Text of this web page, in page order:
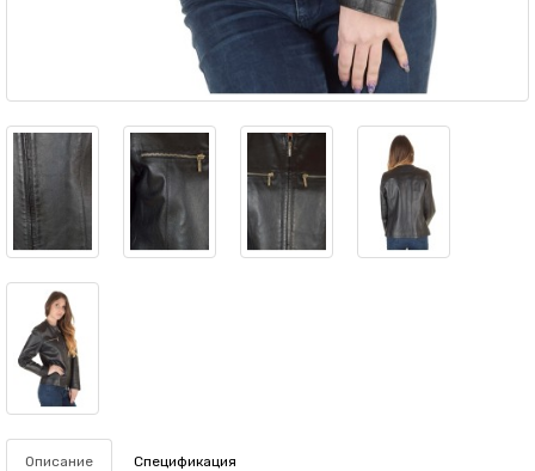
Описание Спецификация